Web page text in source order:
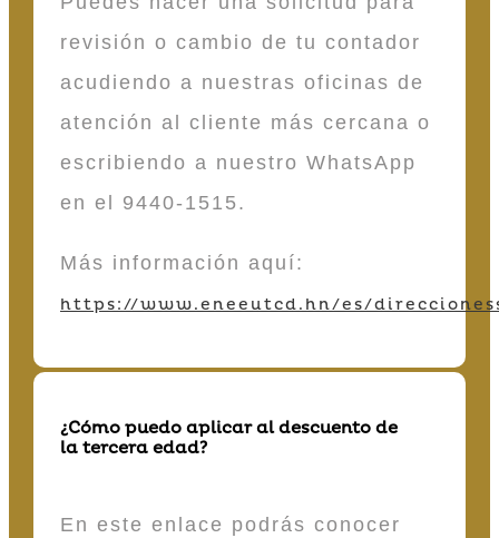
revisión o cambio de tu contador
acudiendo a nuestras oficinas de
atención al cliente más cercana o
escribiendo a nuestro WhatsApp
en el 9440-1515.
Más información aquí:
https://www.eneeutcd.hn/es/
¿Cómo puedo aplicar al descuento de
la tercera edad?
En este enlace podrás conocer